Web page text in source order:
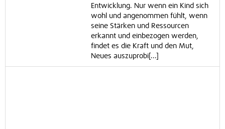
Entwicklung. Nur wenn ein Kind sich
wohl und angenommen fühlt, wenn
seine Stärken und Ressourcen
erkannt und einbezogen werden,
findet es die Kraft und den Mut,
Neues auszuprobi[...]